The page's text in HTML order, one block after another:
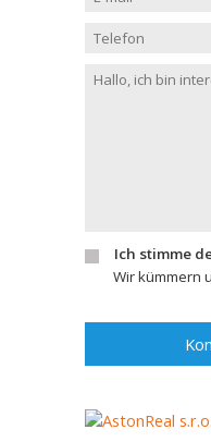
Ich stimme
Wir kümmern